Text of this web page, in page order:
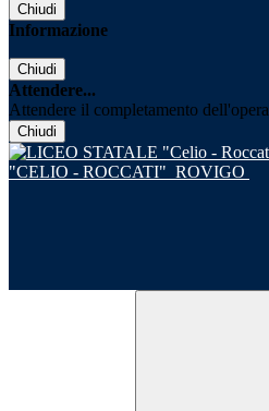
Chiudi
Informazione
Chiudi
Attendere...
Attendere il completamento
Chiudi
"CELIO - ROCCATI" ROVIGO